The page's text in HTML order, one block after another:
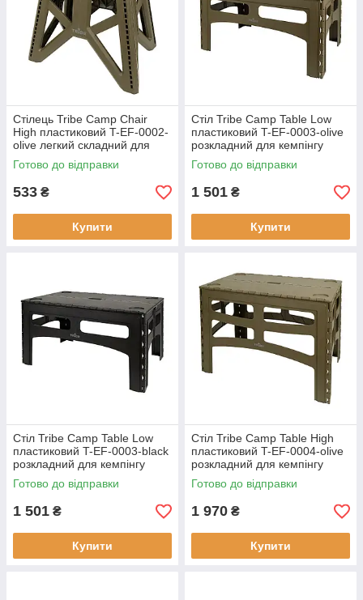
Стілець Tribe Camp Chair
High пластиковий T-EF-0002-
olive легкий складний для
відпочинку на природі до 250
кг
Готово до відправки
533 ₴
Купити
Стіл Tribe Camp Table Low
пластиковий T-EF-0003-olive
розкладний для кемпінгу
легкий стильний оливковий
цвет
Готово до відправки
1 501 ₴
Купити
Стіл Tribe Camp Table Low
пластиковий T-EF-0003-black
розкладний для кемпінгу
легкий стильний чорний
Готово до відправки
1 501 ₴
Купити
Стіл Tribe Camp Table High
пластиковий T-EF-0004-olive
розкладний для кемпінгу
оливковий портативний
Готово до відправки
1 970 ₴
Купити